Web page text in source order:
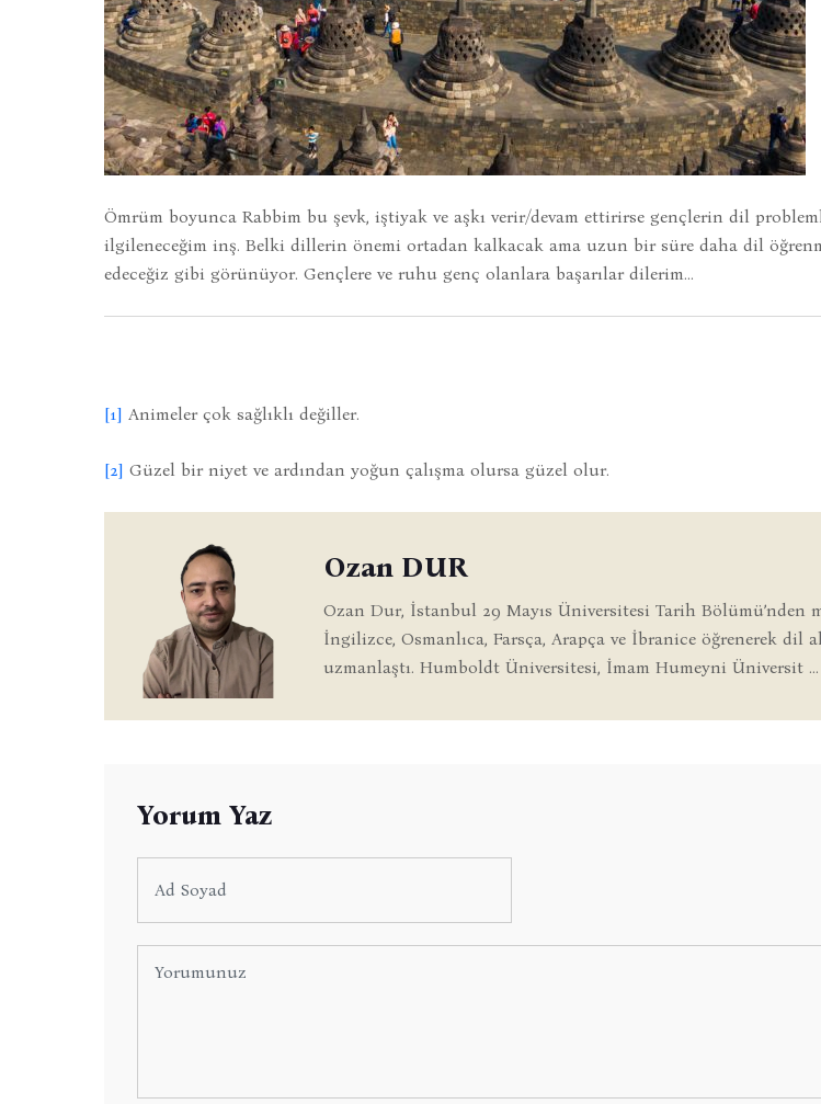
Ömrüm boyunca Rabbim bu şevk, iştiyak ve aşkı verir/devam ettirirse gençlerin dil
ilgileneceğim inş. Belki dillerin önemi ortadan kalkacak ama uzun bir süre daha dil
edeceğiz gibi görünüyor. Gençlere ve ruhu genç olanlara başarılar dilerim…
[1] Animeler çok sağlıklı değiller.
[2] Güzel bir niyet ve ardından yoğun çalışma olursa güzel olur.
Ozan DUR
Ozan Dur, İstanbul 29 Mayıs Üniversitesi Tarih Bölümü’nden
İngilizce, Osmanlıca, Farsça, Arapça ve İbranice öğrenerek dil
uzmanlaştı. Humboldt Üniversitesi, İmam Humeyni Üniversit ...
Yorum Yaz